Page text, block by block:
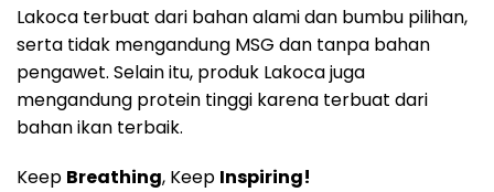
Lakoca terbuat dari bahan alami dan bumbu pilihan,
serta tidak mengandung MSG dan tanpa bahan
pengawet. Selain itu, produk Lakoca juga
mengandung protein tinggi karena terbuat dari
bahan ikan terbaik.
Keep Breathing, Keep Inspiring!